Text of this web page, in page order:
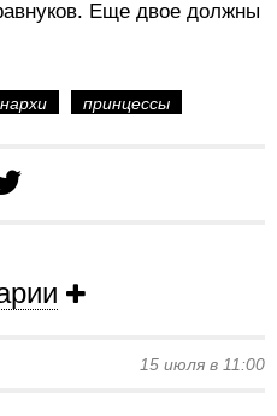
Еще двое должны
принцессы
15 июля в 11:00